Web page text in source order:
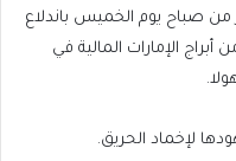
صباح يوم الخميس باندلاع
الإمارات المالية في
لإخماد الحريق.